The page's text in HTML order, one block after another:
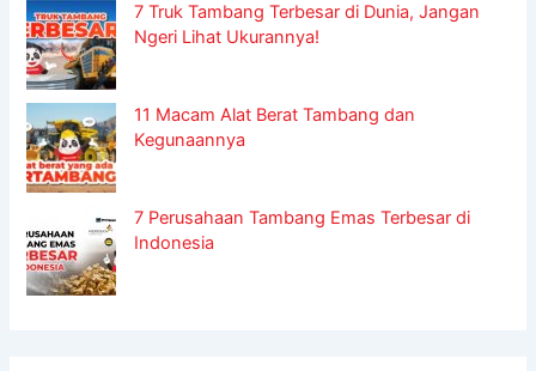
7 Truk Tambang Terbesar di Dunia, Jangan
Ngeri Lihat Ukurannya!
11 Macam Alat Berat Tambang dan
Kegunaannya
7 Perusahaan Tambang Emas Terbesar di
Indonesia